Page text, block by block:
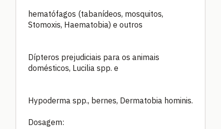
hematófagos (tabanídeos, mosquitos,
Stomoxis, Haematobia) e outros
Dípteros prejudiciais para os animais
domésticos, Lucilia spp. e
Hypoderma spp., bernes, Dermatobia hominis.
Dosagem: